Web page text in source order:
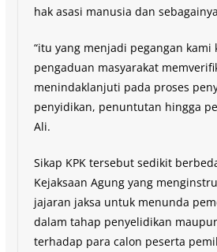
hak asasi manusia dan
“itu yang menjadi pegangan kami
pengaduan masyarakat
menindaklanjuti pada proses
penyidikan, penuntutan hingga
Ali.
Sikap KPK tersebut sedikit
Kejaksaan Agung yang
jajaran jaksa untuk menunda
dalam tahap penyelidikan
terhadap para calon peserta